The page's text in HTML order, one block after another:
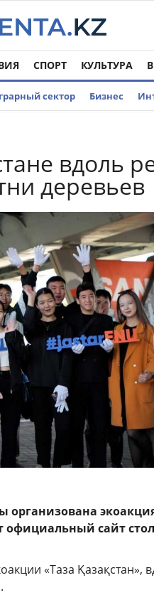
СПОРТ КУЛЬТУРА
сектор Бизнес
вдоль
деревьев
официальный сайт
«Таза Қазақстан»,